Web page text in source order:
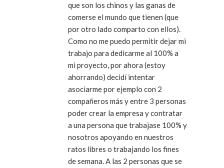
que son los chinos y las ganas de
comerse el mundo que tienen (que
por otro lado comparto con ellos).
Como no me puedo permitir dejar mi
trabajo para dedicarme al 100% a
mi proyecto, por ahora (estoy
ahorrando) decidí intentar
asociarme por ejemplo con 2
compañeros más y entre 3 personas
poder crear la empresa y contratar
a una persona que trabajase 100% y
nosotros apoyando en nuestros
ratos libres o trabajando los fines
de semana. A las 2 personas que se